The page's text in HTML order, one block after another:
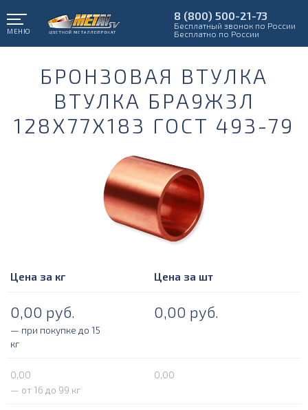
МЕНЮ
8 (800) 500-21-73
Бесплатный звонок по России
Бесплатно по России
БРОНЗОВАЯ ВТУЛКА
ВТУЛКА БРА9Ж3Л
128Х77Х183 ГОСТ 493-79
Цена за кг Цена за шт
0,00 руб. 0,00 руб.
— при покупке до 15
кг
0,00
0,00
— от 16 до 99 кг